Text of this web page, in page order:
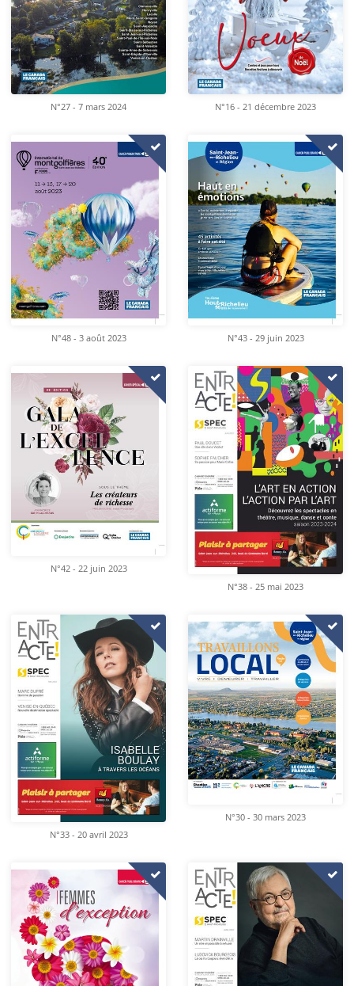
N°27 - 7 mars 2024 N°16 - 21 décembre 2023
N°48 - 3 août 2023 N°43 - 29 juin 2023
N°42 - 22 juin 2023
N°38 - 25 mai 2023
N°33 - 20 avril 2023
N°30 - 30 mars 2023